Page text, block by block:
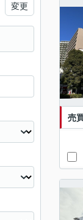
変更
売